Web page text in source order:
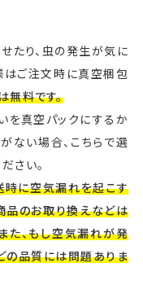
たり、虫の発生が気に
はご注文時に真空梱包
無料です。
を真空パックにするか
ない場合、こちらで選
さい。
時に空気漏れを起こす
品のお取り換えなどは
た、もし空気漏れが発
の品質には問題ありま